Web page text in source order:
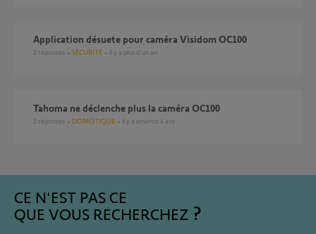
Application désuete pour caméra Visidom OC100
2 réponses SÉCURITÉ il y a plus d'un an
Tahoma ne déclenche plus la caméra OC100
2 réponses DOMOTIQUE il y a environ 4 ans
CE N'EST PAS CE
QUE VOUS RECHERCHEZ